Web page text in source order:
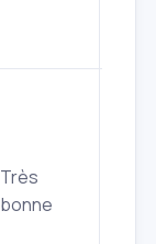
Très
bonne